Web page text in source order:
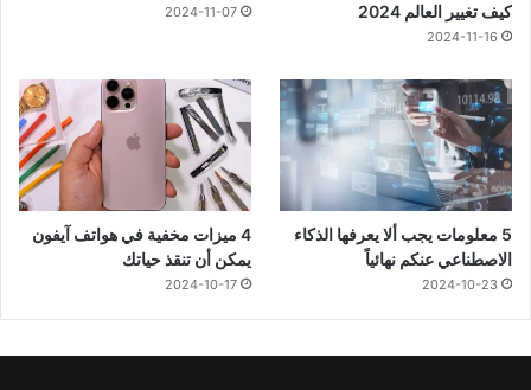
كيف تغيير العالم 2024
2024-11-16
2024-11-07
5 معلومات يجب ألا يعرفها الذكاء
الاصطناعي عنكم نهائياً
2024-10-23
4 ميزات مخفية في هواتف آيفون
يمكن أن تنقذ حياتك
2024-10-17